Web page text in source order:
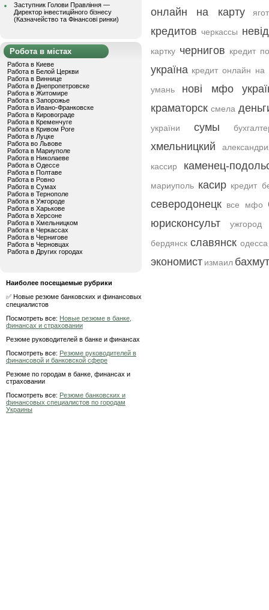
Заступник Голови Правління —
Директор інвестиційного бізнесу
(Казначейство та Фінансові ринки)
Робота в містах
Работа в Киеве
Работа в Белой Церкви
Работа в Виннице
Работа в Днепропетровске
Работа в Житомире
Работа в Запорожье
Работа в Ивано-Франковске
Работа в Кировограде
Работа в Кременчуге
Работа в Кривом Роге
Работа в Луцке
Работа во Львове
Работа в Мариуполе
Работа в Николаеве
Работа в Одессе
Работа в Полтаве
Работа в Ровно
Работа в Сумах
Работа в Тернополе
Работа в Ужгороде
Работа в Харькове
Работа в Херсоне
Работа в Хмельницком
Работа в Черкассах
Работа в Чернигове
Работа в Черновцах
Работа в Других городах
Наиболее посещаемые рубрики
✅ Новые резюме банковских и финансовых
специалистов
Посмотреть все: Новые резюме в банке,
финансах и страховании
Резюме руководителей в банке и финансах
Посмотреть все: Резюме руководителей в
финансовой и банковской сфере
Резюме по городам в банке, финансах и
страховании
Посмотреть все: Резюме банковских и
финансовых специалистов по городам
Украины
онлайн на карту
кредитов черкассы
картку чернигов кредит
україна кредит онлайн на
умань
нові мфо
краматорск смела
україни сумы
хмельницкий
кассир
каменец-
мариуполь касир кредит
северодонецк все мфо
юрисконсульт
ужгород
бердянск славянск одесса
экономист измаил бахмут